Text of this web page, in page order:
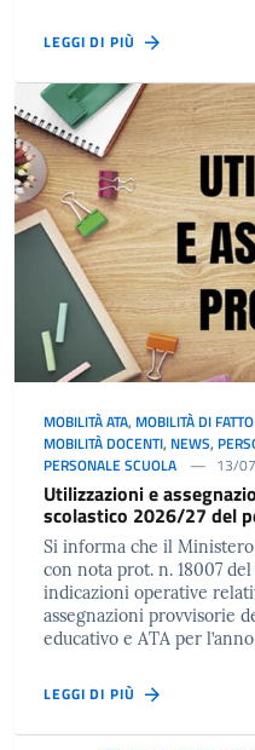
LEGGI DI PIÙ
MOBILITÀ ATA, MOBILITÀ DI
MOBILITÀ DOCENTI, NEWS,
PERSONALE SCUOLA
13/
Utilizzazioni e
scolastico 2026/27 del
Si informa che il
con nota prot. n. 18007
indicazioni operative
assegnazioni provvisorie
educativo e ATA per
LEGGI DI PIÙ